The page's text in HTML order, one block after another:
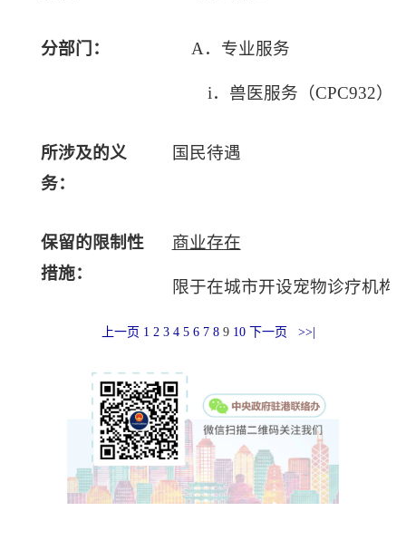
分部门： A ．专业服务
i．兽医服务（CPC932）
所涉及的义
务：
国民待遇
保留的限制性
措施：
商业存在
限于在城市开设宠物诊疗机构
上一页 1 2 3 4 5 6 7 8 9 10 下一页 >>|